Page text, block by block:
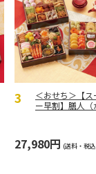
＜おせち＞【ス
ー早割】膳人（
27,980円 (送料・税